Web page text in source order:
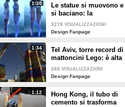
1:30
Le statue si muovono e
si baciano: la
romantica storia tra un
comune ragazzo e una
3278 VISUALIZZAZIONI
Design Fanpage
1:34
Tel Aviv, torre record di
mattoncini Lego: è alta
36 metri
265 VISUALIZZAZIONI
Design Fanpage
1:12
Hong Kong, il tubo di
cemento si trasforma